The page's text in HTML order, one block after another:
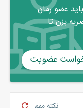
عضو رمان
بزن تا
عضویت